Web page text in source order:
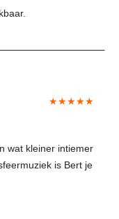
★★★★★
wat kleiner intiemer
is Bert je